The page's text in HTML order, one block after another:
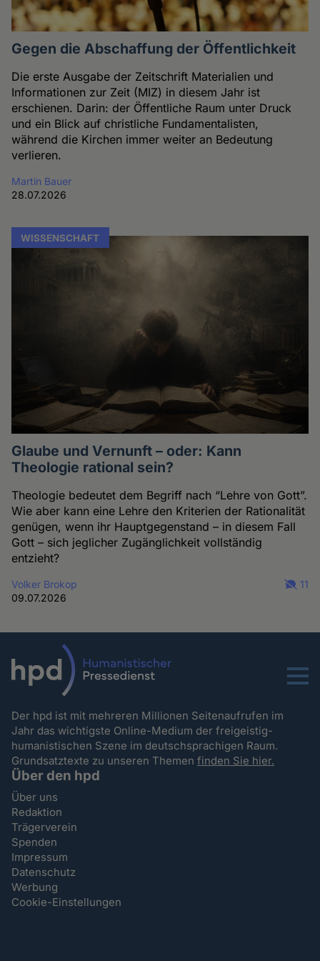
Gegen die Abschaffung der Öffentlichkeit
Die erste Ausgabe der Zeitschrift Materialien und
Informationen zur Zeit (MIZ) in diesem Jahr ist
erschienen. Darin: der Öffentliche Raum unter Druck
und ein Blick auf christliche Fundamentalisten,
während die Kirchen immer weiter an Bedeutung
verlieren.
Martin Bauer
28.07.2026
WISSENSCHAFT
Glaube und Vernunft – oder: Kann
Theologie rational sein?
Theologie bedeutet dem Begriff nach “Lehre von Gott”.
Wie aber kann eine Lehre den Kriterien der Rationalität
genügen, wenn ihr Hauptgegenstand – in diesem Fall
Gott – sich jeglicher Zugänglichkeit vollständig
entzieht?
Volker Brokop
09.07.2026
11
Menu
Der hpd ist mit mehreren Millionen Seitenaufrufen im
Jahr das wichtigste Online-Medium der freigeistig-
humanistischen Szene im deutschsprachigen Raum.
Grundsatztexte zu unseren Themenfinden Sie hier.
Über den hpd
Über uns
Redaktion
Trägerverein
Spenden
Impressum
Datenschutz
Werbung
Cookie-Einstellungen